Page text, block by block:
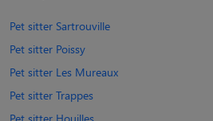
Pet sitter Sartrouville
Pet sitter Poissy
Pet sitter Les Mureaux
Pet sitter Trappes